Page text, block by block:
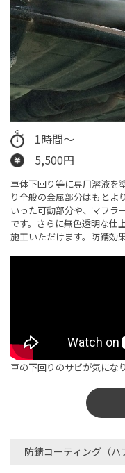
1時間～
5,500円
車体下回り等に専用溶液を
り全般の金属部分はもとよ
いった可動部分や、マフラ
です。さらに無色透明な仕
施工いただけます。防錆効
車の下回りのサビが気にな
防錆コーティング（ハ